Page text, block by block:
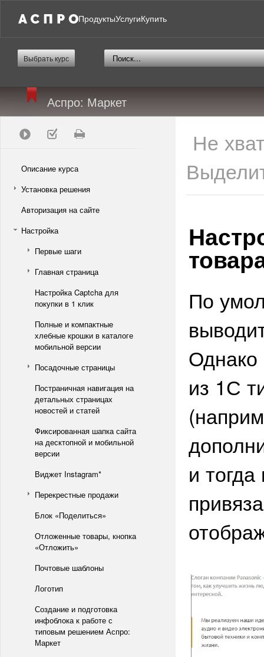
ПродуктыУслугиКупить
Выбрать курс
Аспро: Маркет
Описание курса
Установка решения
Авторизация на сайте
Настройка
Первые шаги
Главная страница
Настройка Captcha для
покупки в 1 клик
Полные и компактные
хлебные крошки в каталоге
мобильной версии
Посадочные страницы
Постраничная навигация на
детальных страницах
новостей и статей
Фиксированная шапка сайта
на десктопной и мобильной
версии
Виджет Instagram*
Перекрестные продажи
Блок «Поделиться»
Отложенные товары, кнопка
«Отложить»
Почтовые шаблоны
Логотип
Создание и подготовка
инфоблока к работе с
типовым решением Аспро:
Маркет
Не
По
Однако
из 1С
и